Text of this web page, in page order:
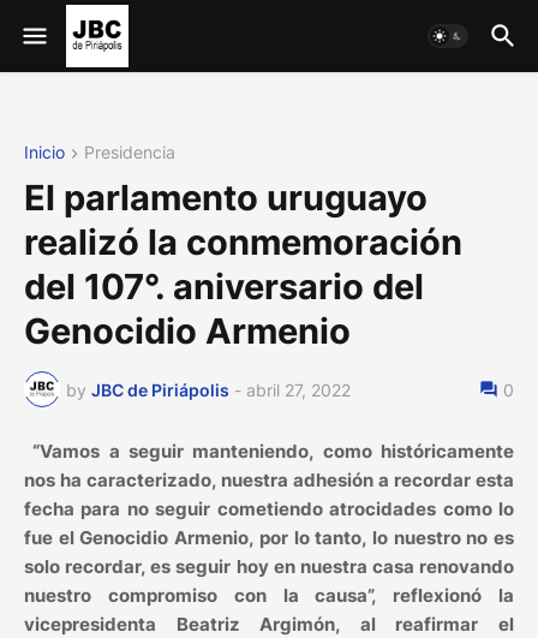
Inicio Presidencia
El parlamento uruguayo
realizó la conmemoración
del 107°. aniversario del
Genocidio Armenio
by JBC de Piriápolis - abril 27, 2022 0
“Vamos a seguir manteniendo, como históricamente
nos ha caracterizado, nuestra adhesión a recordar esta
fecha para no seguir cometiendo atrocidades como lo
fue el Genocidio Armenio, por lo tanto, lo nuestro no es
solo recordar, es seguir hoy en nuestra casa renovando
nuestro compromiso con la causa”, reflexionó la
vicepresidenta Beatriz Argimón, al reafirmar el